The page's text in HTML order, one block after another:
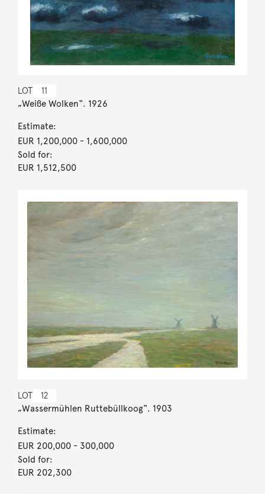
LOT 11
„Weiße Wolken“. 1926
Estimate:
EUR 1,200,000- 1,600,000
Sold for:
EUR 1,512,500
LOT 12
„Wassermühlen Ruttebüllkoog“. 1903
Estimate:
EUR 200,000- 300,000
Sold for:
EUR 202,300